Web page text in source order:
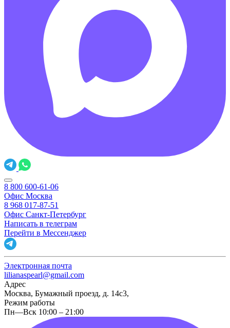
8 800 600-61-06
Офис Москва
8 968 017-87-51
Офис Санкт-Петербург
Написать в телеграм
Перейти в Мессенджер
Электронная почта
lilianaspearl@gmail.com
Адрес
Москва, Бумажный проезд, д. 14с3,
Режим работы
Пн—Вск 10:00 – 21:00